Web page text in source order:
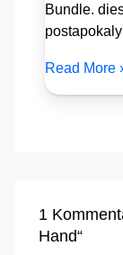
Bundle.
Read More
1
Hand“